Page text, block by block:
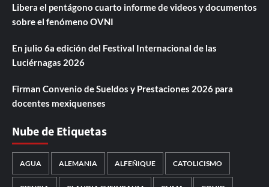
Libera el pentágono cuarto informe de videos y documentos
sobre el fenómeno OVNI
En julio 6a edición del Festival Internacional de las
Luciérnagas 2026
Firman Convenio de Sueldos y Prestaciones 2026 para
docentes mexiquenses
Nube de Etiquetas
AGUA ALEMANIA ALFEÑIQUE CATOLICISMO